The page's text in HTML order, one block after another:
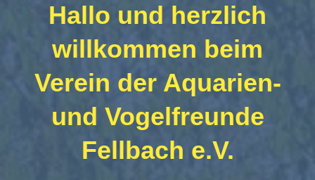
Hallo und herzlich
willkommen beim
Verein der Aquarien-
und Vogelfreunde
Fellbach e.V.